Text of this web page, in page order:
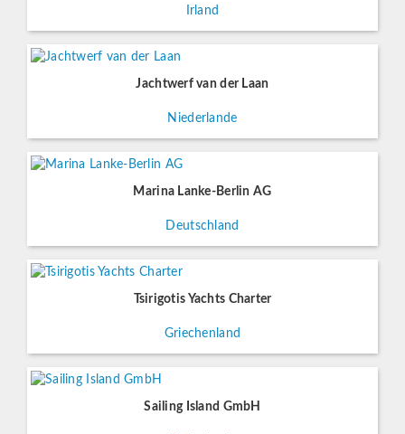
Irland
Jachtwerf van der Laan
Niederlande
Marina Lanke-Berlin AG
Deutschland
Tsirigotis Yachts Charter
Griechenland
Sailing Island GmbH